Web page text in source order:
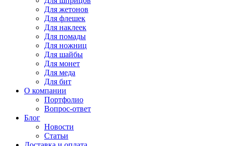
Для жетонов
Для флешек
Для наклеек
Для помады
Для ножниц
Для шайбы
Для монет
Для меда
Для бит
О компании
Портфолио
Вопрос-ответ
Блог
Новости
Статьи